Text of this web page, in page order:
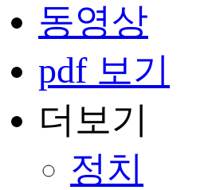
동영상
pdf 보기
더보기
정치